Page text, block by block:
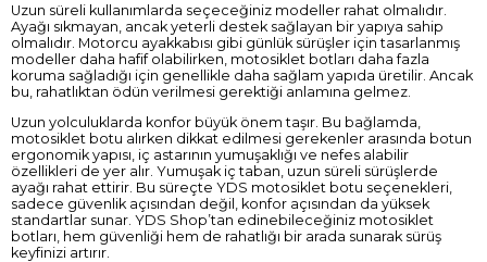
Uzun süreli kullanımlarda seçeceğiniz modeller rahat olmalıdır.
Ayağı sıkmayan, ancak yeterli destek sağlayan bir yapıya sahip
olmalıdır. Motorcu ayakkabısı gibi günlük sürüşler için tasarlanmış
modeller daha hafif olabilirken, motosiklet botları daha fazla
koruma sağladığı için genellikle daha sağlam yapıda üretilir. Ancak
bu, rahatlıktan ödün verilmesi gerektiği anlamına gelmez.
Uzun yolculuklarda konfor büyük önem taşır. Bu bağlamda,
motosiklet botu alırken dikkat edilmesi gerekenler arasında botun
ergonomik yapısı, iç astarının yumuşaklığı ve nefes alabilir
özellikleri de yer alır. Yumuşak iç taban, uzun süreli sürüşlerde
ayağı rahat ettirir. Bu süreçte YDS motosiklet botu seçenekleri,
sadece güvenlik açısından değil, konfor açısından da yüksek
standartlar sunar. YDS Shop’tan edinebileceğiniz motosiklet
botları, hem güvenliği hem de rahatlığı bir arada sunarak sürüş
keyfinizi artırır.